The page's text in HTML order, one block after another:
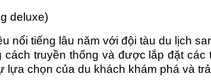
deluxe)
nổi tiếng lâu năm với đội tàu du lịch
truyền thống và được lắp đặt
chọn của du khách khám phá và